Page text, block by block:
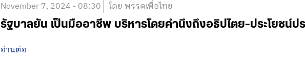
November 7, 2024 - 08:30 โดย พรรคเพื่อไทย
รัฐบาลยัน เป็นมืออาชีพ บริหารโดยคำนึงถึงอธิปไตย-ประโยชน์ป
อ่านต่อ